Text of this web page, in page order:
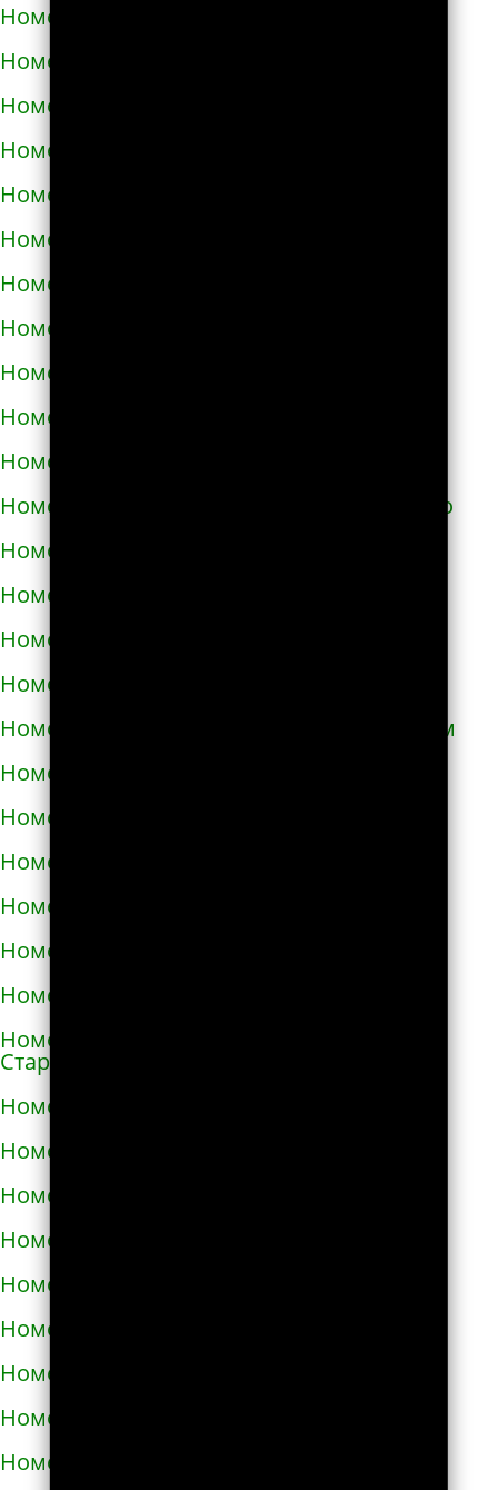
Номера телефонов такси в Пятихатках
Номера телефонов такси в Раздельной
Номера телефонов такси в Ракитном
Номера телефонов такси в Рахове
Номера телефонов такси в Рени
Номера телефонов такси в Ровно
Номера телефонов такси в Ромнах
Номера телефонов такси в Самборе
Номера телефонов такси в Сарнах
Номера телефонов такси в Сваляве
Номера телефонов такси в Светловодске
Номера телефонов такси в Синельниково
Номера телефонов такси в Скадовске
Номера телефонов такси в Сквире
Номера телефонов такси в Славуте
Номера телефонов такси в Славутиче
Номера телефонов такси в Слобожанском
Номера телефонов такси в Смеле
Номера телефонов такси в Снигирёвке
Номера телефонов такси в Снятыне
Номера телефонов такси в Сокале
Номера телефонов такси в Солоницевке
Номера телефонов такси в Сосновке
Номера телефонов такси в
Староконстантинове
Номера телефонов такси в Стебнике
Номера телефонов такси в Стрые
Номера телефонов такси в Сумах
Номера телефонов такси в Таврийске
Номера телефонов такси в Тальном
Номера телефонов такси в Тараще
Номера телефонов такси в Татарбунарах
Номера телефонов такси в Теплодаре
Номера телефонов такси в Теребовле